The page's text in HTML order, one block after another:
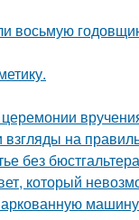
восьмую
на
без
который